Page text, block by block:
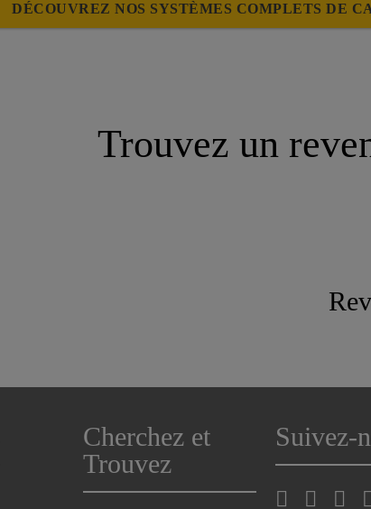
DÉCOUVREZ NOS SYSTÈMES COMPLETS DE
Trouvez un
Cherchez et
Trouvez
Suivez-